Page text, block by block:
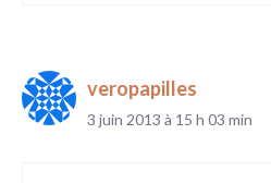
veropapilles
3 juin 2013 à 15 h 03 min